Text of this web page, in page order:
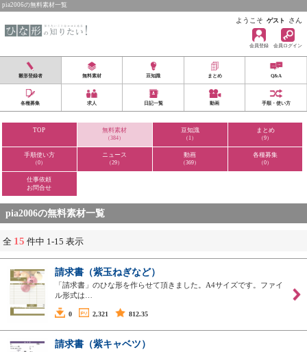
pia2006の無料素材一覧
ようこそ ゲスト さん
会員登録 会員ログイン
雛形登録者 無料素材 豆知識 まとめ Q&A
各種募集 求人 日記一覧 動画 手順・使い方
TOP 無料素材
（384）
豆知識
（1）
まとめ
（9）
手順使い方
（0）
ニュース
（29）
動画
（369）
各種募集
（0）
仕事依頼
お問合せ
pia2006の無料素材一覧
全 15 件中 1-15 表示
請求書（紫玉ねぎなど）
「請求書」のひな形を作らせて頂きました。A4サイズです。ファイ
ル形式は…
0 2,321 812.35
請求書（紫キャベツ）